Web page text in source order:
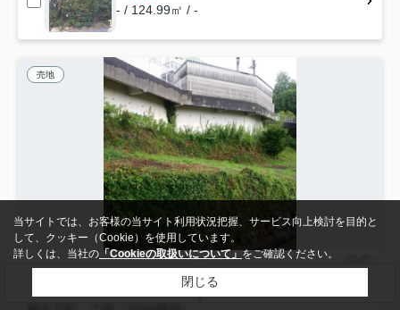
- / 124.99㎡ / -
売地
当サイトでは、お客様の当サイト利用状況把握、サービス向上検討を目的と
して、クッキー（Cookie）を使用しています。
詳しくは、当社の 「Cookieの取扱いについて」をご確認ください。
閉じる